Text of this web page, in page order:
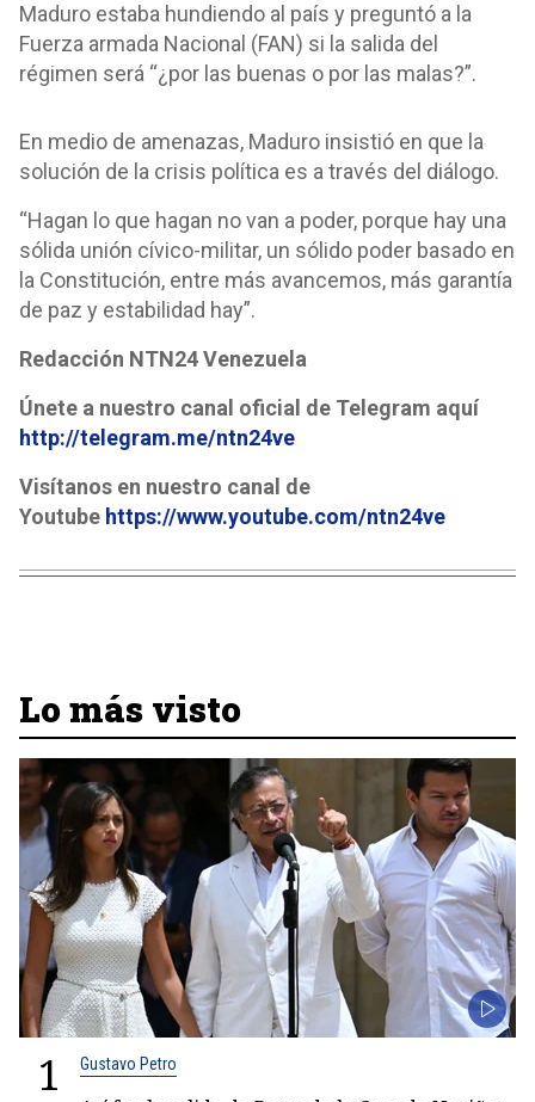
Maduro estaba hundiendo al país y preguntó a la
Fuerza armada Nacional (FAN) si la salida del
régimen será “¿por las buenas o por las malas?”.
En medio de amenazas, Maduro insistió en que la
solución de la crisis política es a través del diálogo.
“Hagan lo que hagan no van a poder, porque hay una
sólida unión cívico-militar, un sólido poder basado en
la Constitución, entre más avancemos, más garantía
de paz y estabilidad hay”.
Redacción NTN24 Venezuela
Únete a nuestro canal oficial de Telegram aquí
http://telegram.me/ntn24ve
Visítanos en nuestro canal de
Youtube https://www.youtube.com/ntn24ve
Lo más visto
1 Gustavo Petro